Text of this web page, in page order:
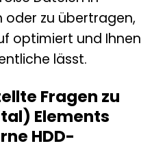
oder zu übertragen,
optimiert und Ihnen
lässt.
Fragen zu
Elements
HDD-